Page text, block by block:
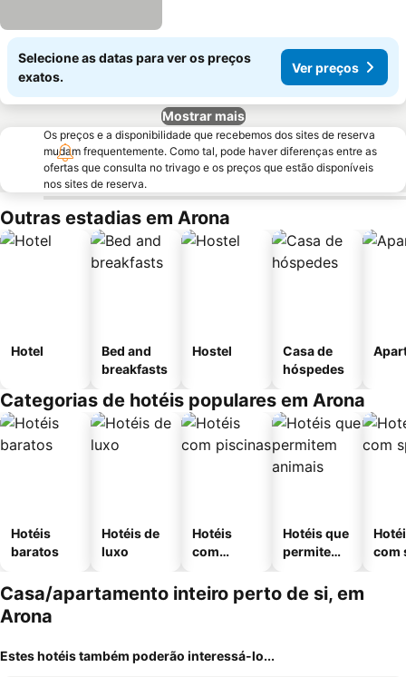
Selecione as datas para ver os preços
exatos.
Ver preços
Mostrar mais
Os preços e a disponibilidade que recebemos dos sites de reserva
mudam frequentemente. Como tal, pode haver diferenças entre as
ofertas que consulta no trivago e os preços que estão disponíveis
nos sites de reserva.
Outras estadias em Arona
Hotel
Bed and
breakfasts
Hostel
Casa de
hóspedes
Categorias de hotéis populares em Arona
Hotéis
baratos
Hotéis de
luxo
Hotéis
com
Hotéis que
permitem
com
Casa/apartamento inteiro perto de si, em
Arona
Estes hotéis também poderão interessá-lo...